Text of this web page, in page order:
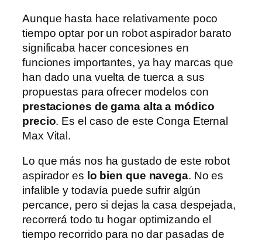
Aunque hasta hace relativamente poco
tiempo optar por un robot aspirador barato
significaba hacer concesiones en
funciones importantes, ya hay marcas que
han dado una vuelta de tuerca a sus
propuestas para ofrecer modelos con
prestaciones de gama alta a módico
precio. Es el caso de este Conga Eternal
Max Vital.
Lo que más nos ha gustado de este robot
aspirador es lo bien que navega. No es
infalible y todavía puede sufrir algún
percance, pero si dejas la casa despejada,
recorrerá todo tu hogar optimizando el
tiempo recorrido para no dar pasadas de